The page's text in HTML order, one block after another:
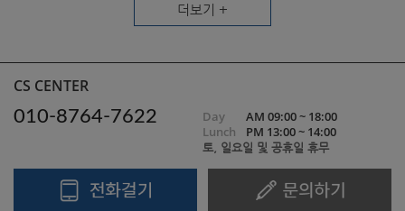
더보기 +
CS CENTER
010-8764-7622
Day
AM 09:00 ~ 18:00
Lunch
PM 13:00 ~ 14:00
토, 일요일 및 공휴일 휴무